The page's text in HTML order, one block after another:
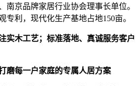
南京品牌家居行业协会理事长单位。
专利，现代化生产基地占地150亩。
实木工艺；标准落地、真诚服务客户
磨每一户家庭的专属人居方案